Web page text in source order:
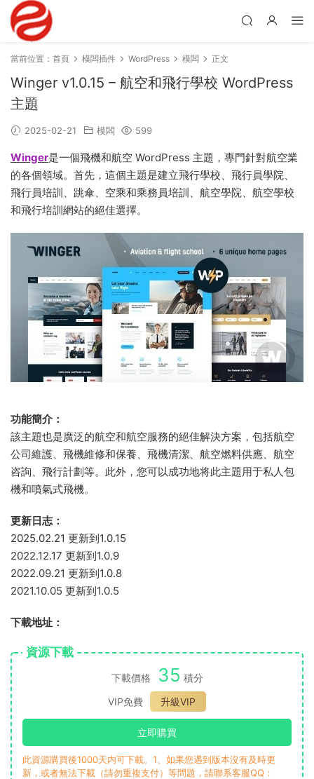
當前位置： 首頁 模闆插件 WordPress 模闆 正文
Winger v1.0.15 – 航空和飛行學校 WordPress
主題
2025-02-21 模闆 599
Winger是一個飛機和航空 WordPress 主題，專門針對航空業
的各個領域。首先，這個主題是建立飛行學校、飛行員學院、
飛行員培訓、跳傘、空乘和乘務員培訓、航空學院、航空學校
和飛行培訓網站的絕佳選擇。
功能簡介：
該主題也是廣泛的航空和航空服務的絕佳解決方案，包括航空
公司維護、飛機維修和保養、飛機清潔、航空燃料供應、航空
咨詢、飛行計劃等。此外，您可以成功地将此主題用于私人包
機和噴氣式飛機。
更新日志：
2025.02.21 更新到1.0.15
2022.12.17 更新到1.0.9
2022.09.21 更新到1.0.8
2021.10.05 更新到1.0.5
下載地址：
資源下載
下載價格 35 積分
VIP免費
升級VIP
立即購買
此資源購買後1000天内可下載。1、如果您遇到版本沒有及時更
新，或者無法下載（請勿重複支付）等問題，請聯系客服QQ：